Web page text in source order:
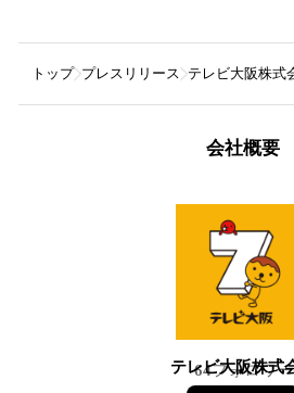
トップ プレスリリース テレビ大阪株式
会社概要
テレビ大阪株式
64フォロワー